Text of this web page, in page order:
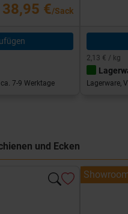
38,95 €/Sack
7-9 Werktage
2,13 € / kg
Lagerware,
und Ecken